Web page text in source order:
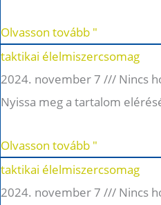
Olvasson tovább "
taktikai élelmiszercsomag
2024. november 7
Nincs
Nyissa meg a tartalom
Olvasson tovább "
taktikai élelmiszercsomag
2024. november 7
Nincs